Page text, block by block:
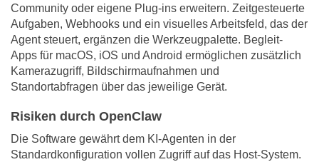
Community oder eigene Plug-ins erweitern. Zeitgesteuerte
Aufgaben, Webhooks und ein visuelles Arbeitsfeld, das der
Agent steuert, ergänzen die Werkzeugpalette. Begleit-
Apps für macOS, iOS und Android ermöglichen zusätzlich
Kamerazugriff, Bildschirmaufnahmen und
Standortabfragen über das jeweilige Gerät.
Risiken durch OpenClaw
Die Software gewährt dem KI-Agenten in der
Standardkonfiguration vollen Zugriff auf das Host-System.